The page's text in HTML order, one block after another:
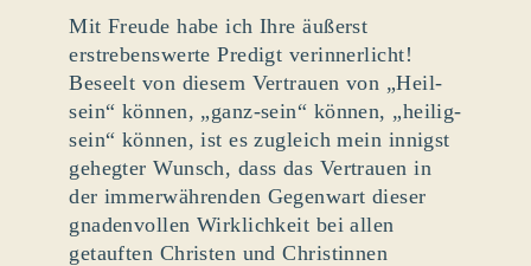
Mit Freude habe ich Ihre äußerst
erstrebenswerte Predigt verinnerlicht!
Beseelt von diesem Vertrauen von „Heil-
sein“ können, „ganz-sein“ können, „heilig-
sein“ können, ist es zugleich mein innigst
gehegter Wunsch, dass das Vertrauen in
der immerwährenden Gegenwart dieser
gnadenvollen Wirklichkeit bei allen
getauften Christen und Christinnen